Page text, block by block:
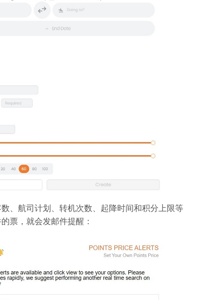
、航司计划、转机次数、起降时间和积分上限等
票，就会发邮件提醒：